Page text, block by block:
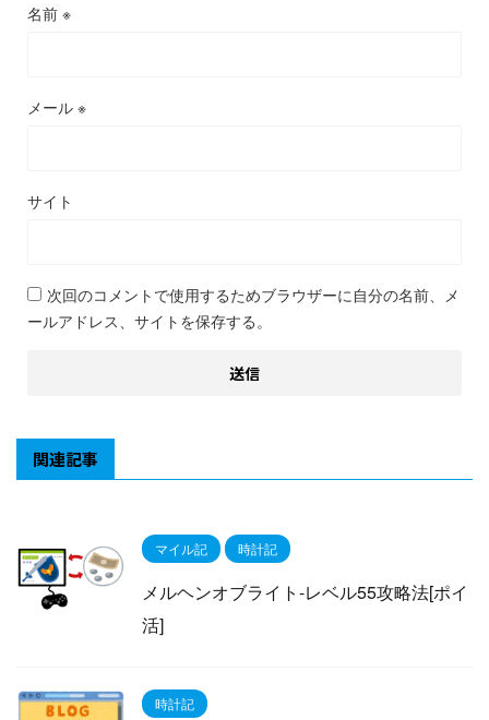
名前 ※
メール ※
サイト
次回のコメントで使用するためブラウザーに自分の名前、メ
ールアドレス、サイトを保存する。
関連記事
マイル記 時計記
メルヘンオブライト-レベル55攻略法[ポイ
活]
時計記